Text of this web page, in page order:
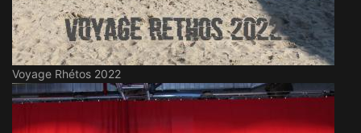
Voyage Rhétos 2022